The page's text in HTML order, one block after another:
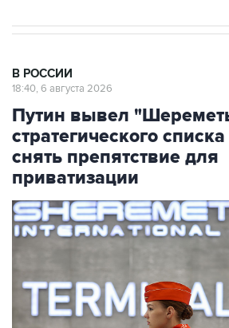
В РОССИИ
18:40, 6 августа 2026
Путин вывел
стратегического
снять препятствие для
приватизации